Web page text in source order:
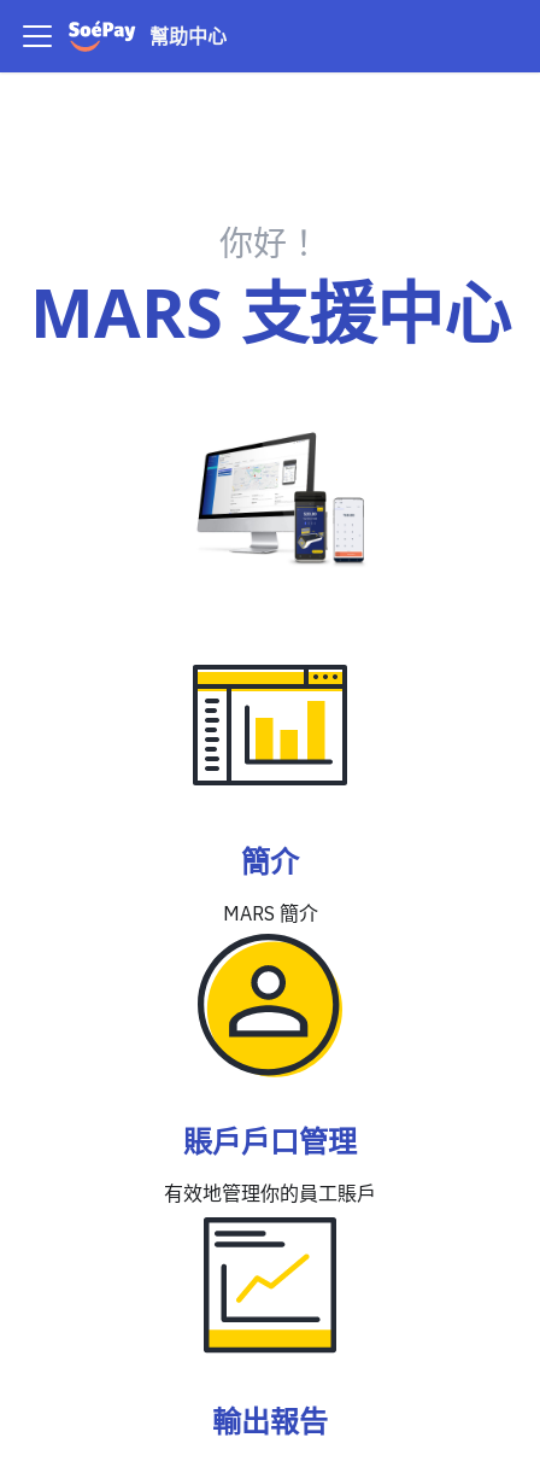
幫助中心
你好！
MARS 支援中心
簡介
MARS 簡介
賬戶戶口管理
有效地管理你的員工賬戶
輸出報告